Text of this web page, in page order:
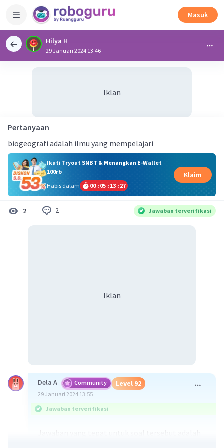
Masuk
Hilya H
29 Januari 2024 13:46
Iklan
Pertanyaan
biogeografi adalah ilmu yang mempelajari
Ikuti Tryout SNBT & Menangkan E-Wallet
100rb
Habis dalam
00 :05 :13 :26
Klaim
2 2 Jawaban terverifikasi
Iklan
Dela A Community Level 92
29 Januari 2024 13:55
Jawaban terverifikasi